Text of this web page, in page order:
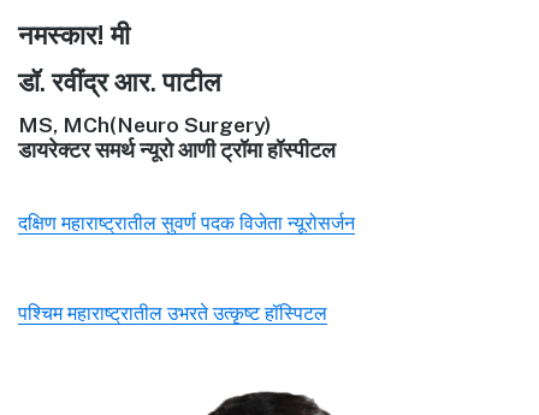
नमस्कार! मी
डॉ. रवींद्र आर. पाटील
MS, MCh(Neuro Surgery)
डायरेक्टर समर्थ न्यूरो आणी ट्रॉमा हॉस्पीटल
दक्षिण महाराष्ट्रातील सुवर्ण पदक विजेता न्यूरोसर्जन
पश्चिम महाराष्ट्रातील उभरते उत्कृष्ट हॉस्पिटल